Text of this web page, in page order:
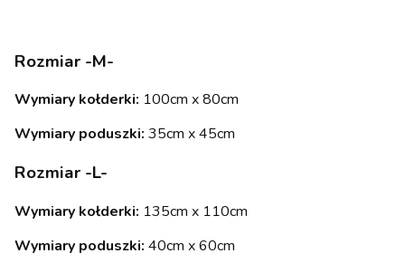
Rozmiar -M-
Wymiary kołderki: 100cm x 80cm
Wymiary poduszki: 35cm x 45cm
Rozmiar -L-
Wymiary kołderki: 135cm x 110cm
Wymiary poduszki: 40cm x 60cm